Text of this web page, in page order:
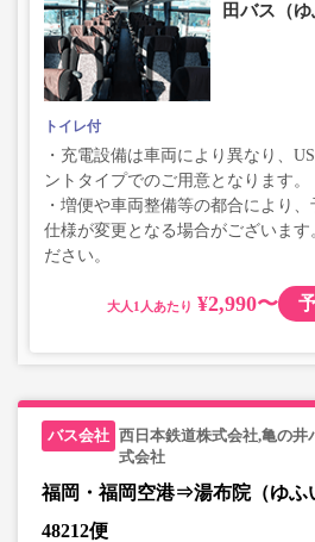
田バス（ゆ
トイレ付
・充電設備は車両により異なり、
ントタイプでのご用意となります。
・増便や車両整備等の都合により
仕様が変更となる場合がございます
ださい。
大人 ¥2,990〜
西日本鉄道株式会社,亀の井
式会社
福岡・福岡空港⇒湯布院（ゆふ
48212便